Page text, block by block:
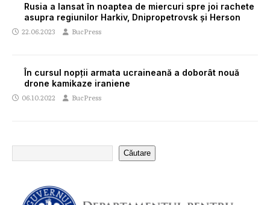
Rusia a lansat în noaptea de miercuri spre joi rachete
asupra regiunilor Harkiv, Dnipropetrovsk și Herson
22.06.2023 BucPress
În cursul nopții armata ucraineană a doborât nouă
drone kamikaze iraniene
06.10.2022 BucPress
Căutare